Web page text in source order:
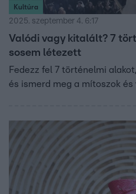
Kultúra
2025. szeptember 4. 6:17
Valódi vagy kitalált? 7
sosem létezett
Fedezz fel 7 történelmi
és ismerd meg a mítoszok